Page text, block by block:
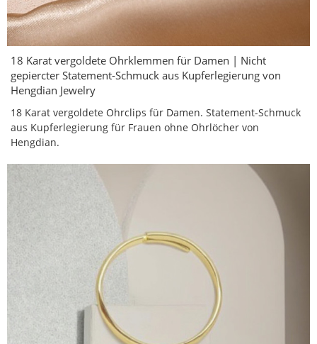
18 Karat vergoldete Ohrklemmen für Damen | Nicht
gepiercter Statement-Schmuck aus Kupferlegierung von
Hengdian Jewelry
18 Karat vergoldete Ohrclips für Damen. Statement-Schmuck
aus Kupferlegierung für Frauen ohne Ohrlöcher von
Hengdian.